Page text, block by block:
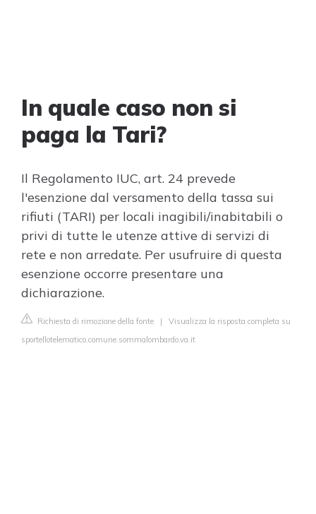
In quale caso non si
paga la Tari?
Il Regolamento IUC, art. 24 prevede
l'esenzione dal versamento della tassa sui
rifiuti (TARI) per locali inagibili/inabitabili o
privi di tutte le utenze attive di servizi di
rete e non arredate. Per usufruire di questa
esenzione occorre presentare una
dichiarazione.
Richiesta di rimozione della fonte | Visualizza la risposta completa su
sportellotelematico.comune.sommalombardo.va.it